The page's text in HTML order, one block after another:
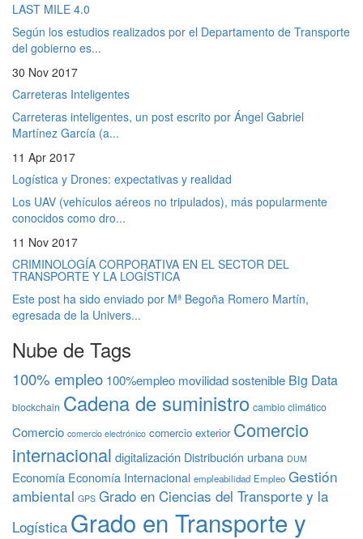
LAST MILE 4.0
Según los estudios realizados por el Departamento de Transporte
del gobierno es...
30 Nov 2017
Carreteras Inteligentes
Carreteras inteligentes, un post escrito por Ángel Gabriel
Martínez García (a...
11 Apr 2017
Logística y Drones: expectativas y realidad
Los UAV (vehículos aéreos no tripulados), más popularmente
conocidos como dro...
11 Nov 2017
CRIMINOLOGÍA CORPORATIVA EN EL SECTOR DEL
TRANSPORTE Y LA LOGÍSTICA
Este post ha sido enviado por Mª Begoña Romero Martín,
egresada de la Univers...
Nube de Tags
100% empleo 100%empleo movilidad sostenible Big Data
blockchain Cadena de suministro cambio climático
Comercio comercio electrónico comercio exterior Comercio
internacional digitalización Distribución urbana DUM
Economía Economía Internacional empleabilidad Empleo Gestión
ambiental GPS Grado en Ciencias del Transporte y la
Logística Grado en Transporte y